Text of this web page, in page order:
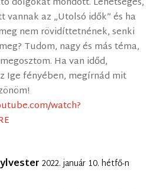
vannak az „Utolsó idők” és ha
nem rövidíttetnének, senki
Tudom, nagy és más téma,
Ha van időd,
Ige fényében, megírnád mit
watch?
2022. január 10. hétfő-n